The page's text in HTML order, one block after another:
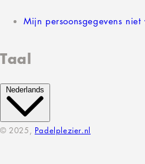
Mijn persoonsgegevens
Taal
Nederlands
© 2025, Padelplezier.nl